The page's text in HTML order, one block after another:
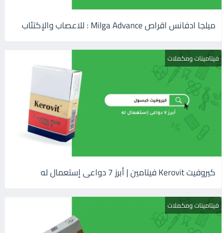
ميلجا ادفانس اقراص Milga Advance : للاعصاب والإكتئاب
فيتامينات ومكملات
كيروفيت Kerovit فيتامين | أبرز 7 دواعى إستعمال له
فيتامينات ومكملات